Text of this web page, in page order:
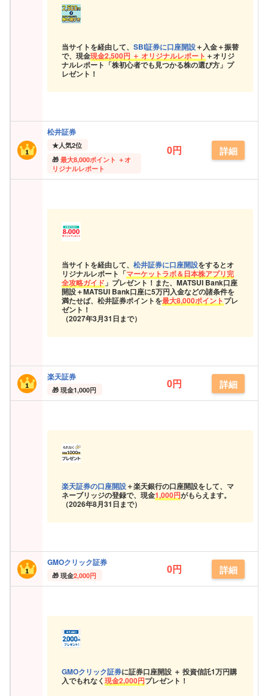
当サイトを経由して、 SBI証券に口座開設＋入金＋振替
で、現金現金2,500円 ＋ オリジナルレポート ＋オリジ
ナルレポート「株初心者でも見つかる株の選び方」プ
レゼント！
松井証券
★人気2位
最大8,000ポイント ＋オ
リジナルレポート
0円 詳細
当サイトを経由して、 松井証券に口座開設をするとオ
リジナルレポート「マーケットラボ＆日本株アプリ完
全攻略ガイド 」プレゼント！また、MATSUI Bank口座
開設＋MATSUI Bank口座に5万円入金などの諸条件を
満たせば、松井証券ポイントを最大8,000ポイントプレ
ゼント！
（2027年3月31日まで）
楽天証券
現金1,000円 0円 詳細
楽天証券の口座開設＋楽天銀行の口座開設をして、マ
ネーブリッジの登録で、現金1,000円がもらえます。
（2026年8月31日まで）
GMOクリック証券
現金2,000円 0円 詳細
GMOクリック証券に証券口座開設 ＋ 投資信託1万円購
入でもれなく現金2,000円プレゼント！